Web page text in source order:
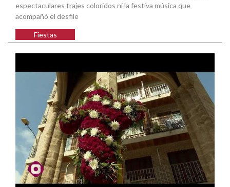
espectaculares trajes coloridos ni la festiva música que
acompañó el desfile
Fiestas